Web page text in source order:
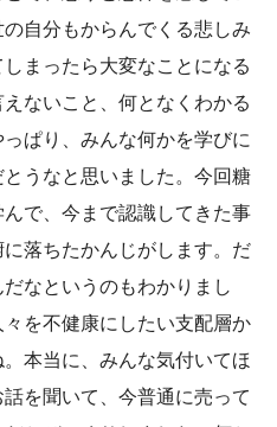
自分もからんでくる悲しみ
まったら大変なことになる
ないこと、何となくわかる
ぱり、みんな何かを学びに
うなと思いました。今回糖
で、今まで認識してきた事
落ちたかんじがします。だ
なというのもわかりまし
を不健康にしたい支配層か
本当に、みんな気付いてほ
を聞いて、今普通に売って